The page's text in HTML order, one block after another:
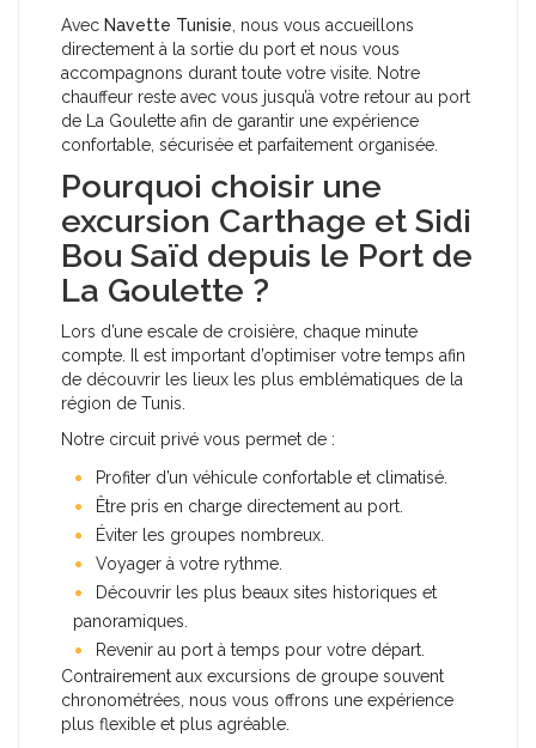
Avec Navette Tunisie , nous vous accueillons
directement à la sortie du port et nous vous
accompagnons durant toute votre visite. Notre
chauffeur reste avec vous jusqu’à votre retour au port
de La Goulette afin de garantir une expérience
confortable, sécurisée et parfaitement organisée.
Pourquoi choisir une
excursion Carthage et Sidi
Bou Saïd depuis le Port de
La Goulette ?
Lors d’une escale de croisière, chaque minute
compte. Il est important d’optimiser votre temps afin
de découvrir les lieux les plus emblématiques de la
région de Tunis.
Notre circuit privé vous permet de :
Profiter d’un véhicule confortable et climatisé.
Être pris en charge directement au port.
Éviter les groupes nombreux.
Voyager à votre rythme.
Découvrir les plus beaux sites historiques et
panoramiques.
Revenir au port à temps pour votre départ.
Contrairement aux excursions de groupe souvent
chronométrées, nous vous offrons une expérience
plus flexible et plus agréable.